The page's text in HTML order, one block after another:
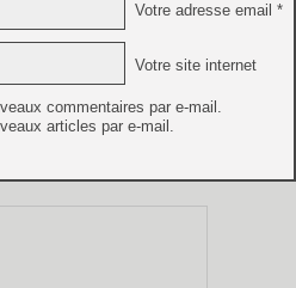
Votre adresse email *
Votre site internet
commentaires par e-mail.
articles par e-mail.